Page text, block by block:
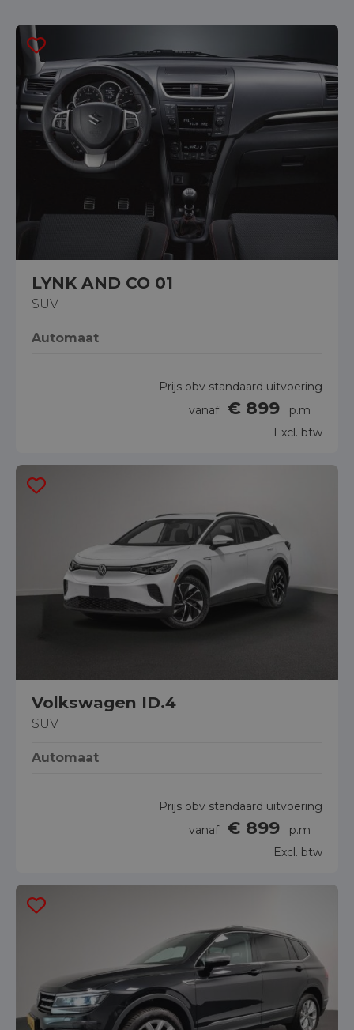
LYNK AND CO 01
SUV
Automaat
Prijs obv standaard uitvoering
vanaf € 899
p.m
Excl. btw
Volkswagen ID.4
SUV
Automaat
Prijs obv standaard uitvoering
vanaf € 899
p.m
Excl. btw